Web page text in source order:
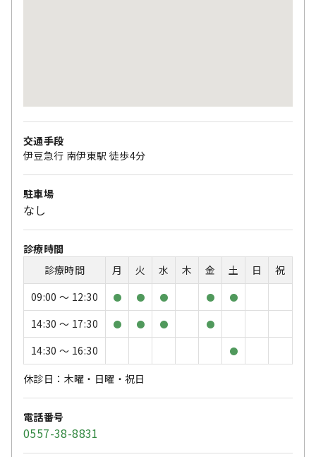
交通手段
伊豆急行 南伊東駅 徒歩4分
駐車場
なし
診療時間
診療時間
月 火 水 木 金 土 日
祝
09:00 〜 12:30
● ● ● ● ●
14:30 〜 17:30 ● ● ● ●
14:30 〜 16:30 ●
休診日：木曜・日曜・祝日
電話番号
0557-38-8831